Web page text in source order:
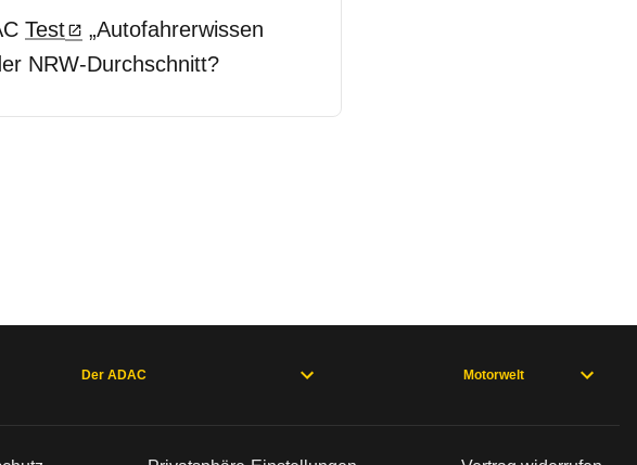
Test
„Autofahrerwissen
NRW-Durchschnitt?
Der ADAC Motorwelt